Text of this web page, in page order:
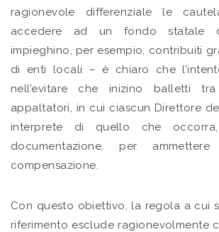
ragionevole differenziale le
accedere ad un fondo statale
impieghino, per esempio, contribuiti
di enti locali – è chiaro che
nell’evitare che inizino balletti
appaltatori, in cui ciascun Direttore
interprete di quello che
documentazione, per
compensazione.
Con questo obiettivo, la regola a cui
riferimento esclude ragionevolmente